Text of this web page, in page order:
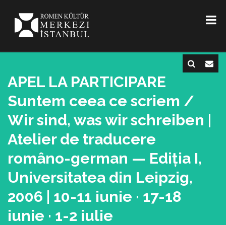
APEL LA PARTICIPARE
Suntem ceea ce scriem /
Wir sind, was wir schreiben |
Atelier de traducere
româno-german — Ediția I,
Universitatea din Leipzig,
2006 | 10-11 iunie · 17-18
iunie · 1-2 iulie